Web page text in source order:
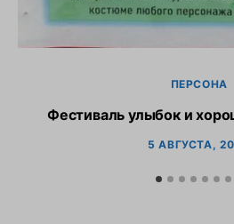
ПЕРСОНА
Фестиваль улыбок и
5 АВГУСТА,